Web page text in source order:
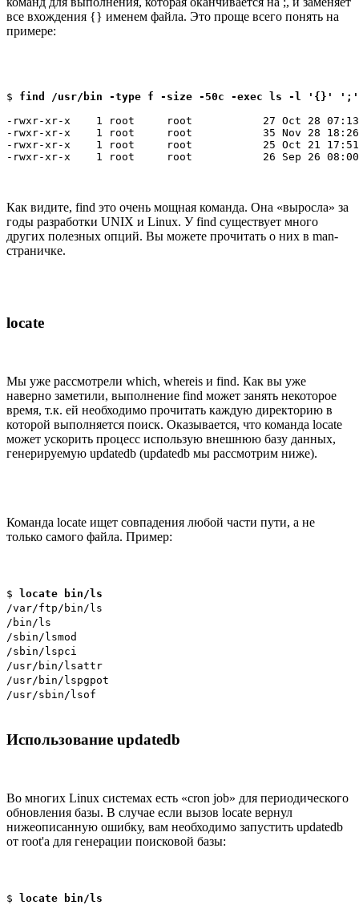
все вхождения {} именем файла. Это проще всего понять на
примере:
$ find /usr/bin -type f -size -50c -exec ls -l '{}' ';'
-rwxr-xr-x    1 root     root           27 Oct 28 07:13
-rwxr-xr-x    1 root     root           35 Nov 28 18:26
-rwxr-xr-x    1 root     root           25 Oct 21 17:51 /
-rwxr-xr-x    1 root     root           26 Sep 26 08:00
Как видите, find это очень мощная команда. Она «выросла» за
годы разработки UNIX и Linux. У find существует много
других полезных опций. Вы можете прочитать о них в man-
страничке.
locate
Мы уже рассмотрели which, whereis и find. Как вы уже
наверно заметили, выполнение find может занять некоторое
время, т.к. ей необходимо прочитать каждую директорию в
которой выполняется поиск. Оказывается, что команда locate
может ускорить процесс использую внешнюю базу данных,
генерируемую updatedb (updatedb мы рассмотрим ниже).
Команда locate ищет совпадения любой части пути, а не
только самого файла. Пример:
$
locate bin/ls
/var/ftp/bin/ls
/bin/ls
/sbin/lsmod
/sbin/lspci
/usr/bin/lsattr
/usr/bin/lspgpot
/usr/sbin/lsof
Использование updatedb
Во многих Linux системах есть «cron job» для периодического
обновления базы. В случае если вызов locate вернул
нижеописанную ошибку, вам необходимо запустить updatedb
от root'а для генерации поисковой базы:
$ locate bin/ls